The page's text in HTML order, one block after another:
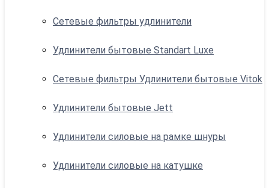
Сетевые фильтры удлинители
Удлинители бытовые Standart Luxe
Сетевые фильтры Удлинители бытовые Vitok
Удлинители бытовые Jett
Удлинители силовые на рамке шнуры
Удлинители силовые на катушке